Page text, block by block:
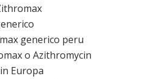
generico peru
o Azithromycin
Europa